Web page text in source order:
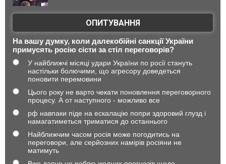
ОПИТУВАННЯ
На вашу думку, коли далекобійні санкції України
примусять росію сісти за стіл переговорів?
У найближчі місяці удари України по росії стануть
настільки болючими, що агресору доведеться
поновити перемовини
Цього року не варто чекати поновлення переговорного
процесу. А от наступного - можливо все
рф навпаки піде на ескалацію попри здоровий глузд і
намагатиметься триматися до останнього
Найближчим часом росія може погодитись на
переговори, але серйозних намірів росіяни не
матимуть